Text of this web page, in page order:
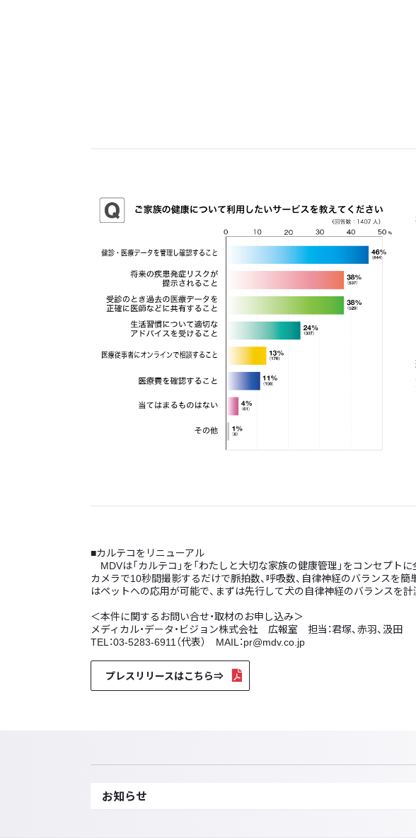
■カルテコをリニューアル
MDVは「カルテコ」を「わたしと大切な家族の健康管理」をコンセプト
カメラで10秒間撮影するだけで脈拍数、呼吸数、自律神経のバランスを
はペットへの応用が可能で、まずは先行して犬の自律神経のバランスを
＜本件に関するお問い合せ・取材のお申し込み＞
メディカル・データ・ビジョン株式会社 広報室 担当：君塚、赤羽、汲田
TEL：03-5283-6911（代表） MAIL：pr@mdv.co.jp
プレスリリースはこちら⇒
お知らせ